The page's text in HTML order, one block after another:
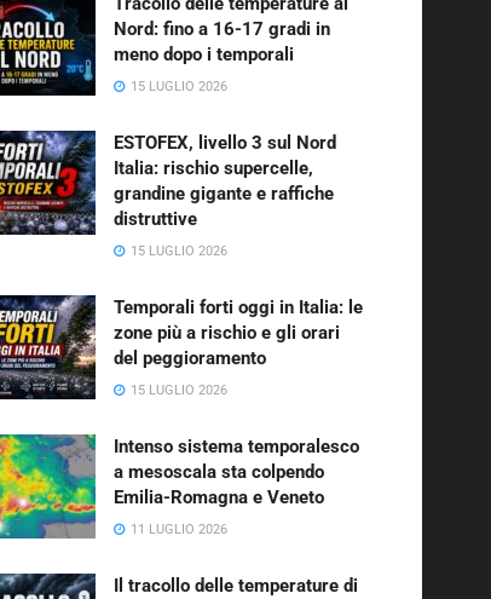
Nord: fino a 16-17 gradi in
meno dopo i temporali
15 LUGLIO 2026
ESTOFEX, livello 3 sul Nord
Italia: rischio supercelle,
grandine gigante e raffiche
distruttive
15 LUGLIO 2026
Temporali forti oggi in Italia: le
zone più a rischio e gli orari
del peggioramento
15 LUGLIO 2026
Intenso sistema temporalesco
a mesoscala sta colpendo
Emilia-Romagna e Veneto
11 LUGLIO 2026
Il tracollo delle temperature di